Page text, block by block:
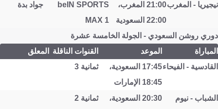
نيجيريا - المغرب
21:00 المغرب،
22:00 السعودية
beIN SPORTS
MAX 1
جواد بدة
دوري روشن السعودي - الجولة الخامسة عشرة
المباراة
الموعد القنوات الناقلة
المعلق
القادسية - الفيحاء
17:45 السعودية،
18:45 الإمارات
ثمانية 3
الشباب - نيوم
20:30 السعودية،
ثمانية 2